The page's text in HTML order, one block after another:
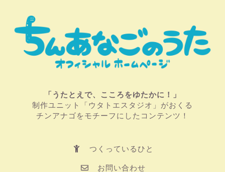
「うたとえで、こころをゆたかに！」
制作ユニット「ウタトエスタジオ」がおくる
チンアナゴをモチーフにしたコンテンツ！
つくっているひと
お問い合わせ